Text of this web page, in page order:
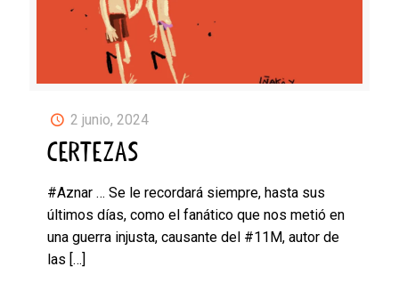
2 junio, 2024
CERTEZAS
#Aznar … Se le recordará siempre, hasta sus
últimos días, como el fanático que nos metió en
una guerra injusta, causante del #11M, autor de
las […]